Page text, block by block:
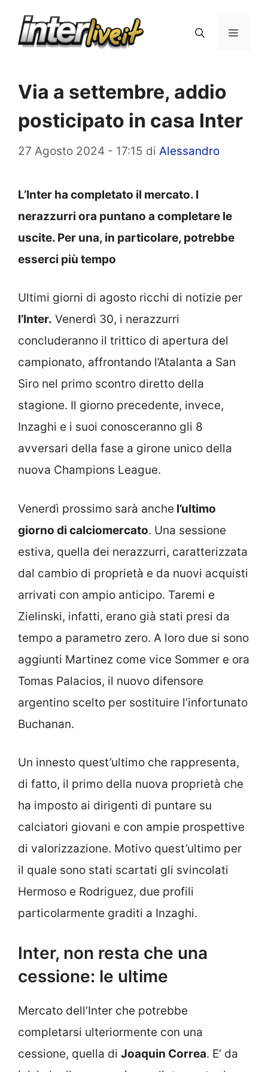
Menu
Via a settembre, addio
posticipato in casa Inter
27 Agosto 2024 - 17:15 di Alessandro
L’Inter ha completato il mercato. I
nerazzurri ora puntano a completare le
uscite. Per una, in particolare, potrebbe
esserci più tempo
Ultimi giorni di agosto ricchi di notizie per
l’Inter. Venerdì 30, i nerazzurri
concluderanno il trittico di apertura del
campionato, affrontando l’Atalanta a San
Siro nel primo scontro diretto della
stagione. Il giorno precedente, invece,
Inzaghi e i suoi conosceranno gli 8
avversari della fase a girone unico della
nuova Champions League.
Venerdì prossimo sarà anche l’ultimo
giorno di calciomercato. Una sessione
estiva, quella dei nerazzurri, caratterizzata
dal cambio di proprietà e da nuovi acquisti
arrivati con ampio anticipo. Taremi e
Zielinski, infatti, erano già stati presi da
tempo a parametro zero. A loro due si sono
aggiunti Martinez come vice Sommer e ora
Tomas Palacios, il nuovo difensore
argentino scelto per sostituire l’infortunato
Buchanan.
Un innesto quest’ultimo che rappresenta,
di fatto, il primo della nuova proprietà che
ha imposto ai dirigenti di puntare su
calciatori giovani e con ampie prospettive
di valorizzazione. Motivo quest’ultimo per
il quale sono stati scartati gli svincolati
Hermoso e Rodriguez, due profili
particolarmente graditi a Inzaghi.
Inter, non resta che una
cessione: le ultime
Mercato dell’Inter che potrebbe
completarsi ulteriormente con una
cessione, quella di Joaquin Correa. E’ da